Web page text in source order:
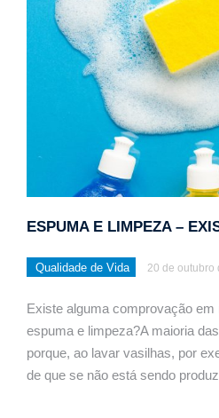
ESPUMA E LIMPEZA –
Qualidade de Vida 20 de outubro
Existe alguma comprovação em
espuma e limpeza?A maioria
porque, ao lavar vasilhas, por
de que se não está sendo